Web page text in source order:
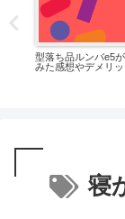
型落ち品ルンバe5
みた感想やデメリッ
寝